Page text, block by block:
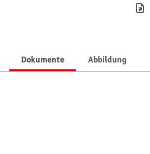
Dokumente Abbildung